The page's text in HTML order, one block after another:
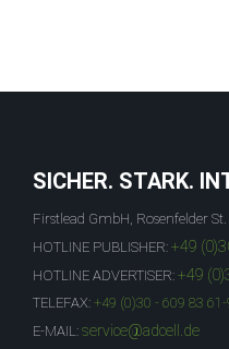
SICHER. STARK.
Firstlead GmbH, Rosenfelder
HOTLINE PUBLISHER: +49
HOTLINE ADVERTISER: +49
TELEFAX: +49 (0)30 - 609 83 61-
E-MAIL: service@adcell.de